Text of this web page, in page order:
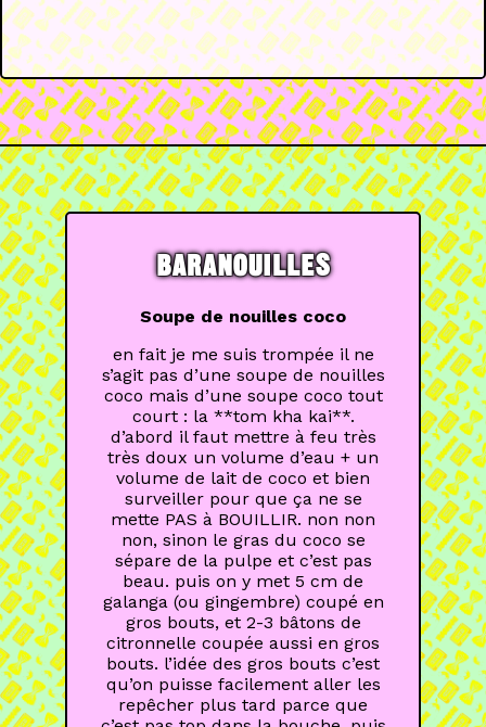
BARANOUILLES
Soupe de nouilles coco
en fait je me suis trompée il ne
s’agit pas d’une soupe de nouilles
coco mais d’une soupe coco tout
court : la **tom kha kai**.
d’abord il faut mettre à feu très
très doux un volume d’eau + un
volume de lait de coco et bien
surveiller pour que ça ne se
mette PAS à BOUILLIR. non non
non, sinon le gras du coco se
sépare de la pulpe et c’est pas
beau. puis on y met 5 cm de
galanga (ou gingembre) coupé en
gros bouts, et 2-3 bâtons de
citronnelle coupée aussi en gros
bouts. l’idée des gros bouts c’est
qu’on puisse facilement aller les
repêcher plus tard parce que